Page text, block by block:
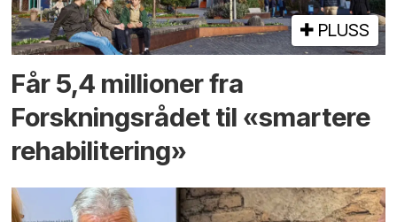
PLUSS
Får 5,4 millioner fra
Forskningsrådet til «smartere
rehabilitering»